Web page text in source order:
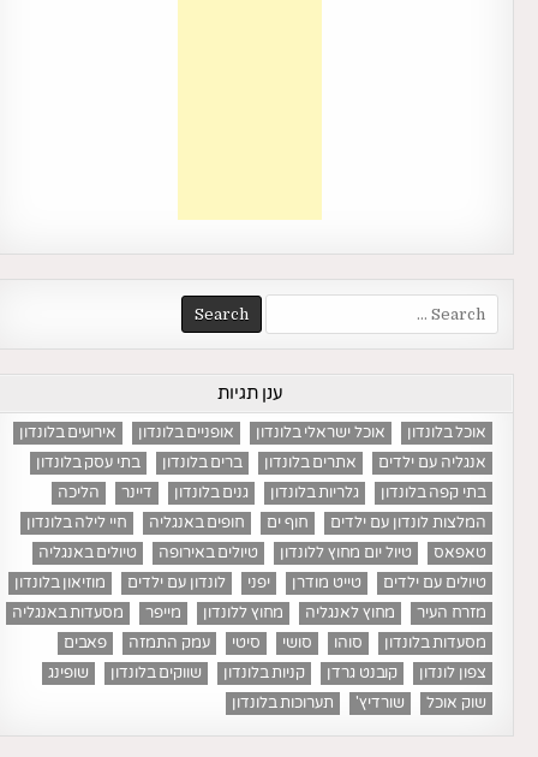
Search
ענן תגיות
אוכל בלונדון אוכל ישראלי בלונדון אופניים בלונדון
אירועים בלונדון
אנגליה עם ילדים
אתרים בלונדון ברים בלונדון
בתי עסק בלונדון
בתי קפה בלונדון
גלריות בלונדון גנים בלונדון דיינר
הליכה
המלצות לונדון עם ילדים
חוף ים חופים באנגליה
חיי לילה בלונדון
טאפאס
טיול יום מחוץ ללונדון טיולים באירופה
טיולים באנגליה
טיולים עם ילדים
טייט מודרן יפני לונדון עם ילדים
מוזיאון בלונדון
מזרח העיר
מחוץ לאנגליה מחוץ ללונדון מייפר
מסעדות באנגליה
מסעדות בלונדון
סוהו סושי סיטי עמק התמזה
פאבים
צפון לונדון
קובנט גרדן קניות בלונדון שווקים בלונדון
שופינג
שוק אוכל
שורדיץ' תערוכות בלונדון